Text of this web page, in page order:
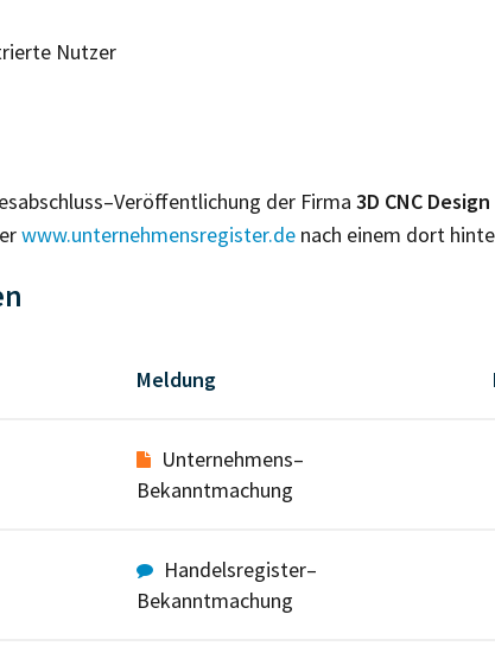
Nutzer
der Firma 3D CNC Design
www.unternehmensregister.de nach einem dort
Meldung
Unternehmens–
Bekanntmachung
Handelsregister–
Bekanntmachung